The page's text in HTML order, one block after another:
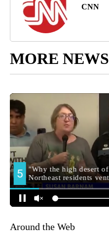
CNN
MORE NEWS
Around the Web